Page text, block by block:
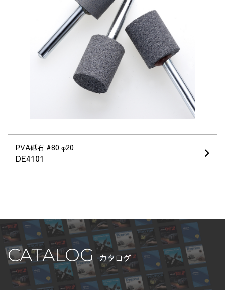
PVA砥石 #80 φ20
DE4101
CATALOG カタログ